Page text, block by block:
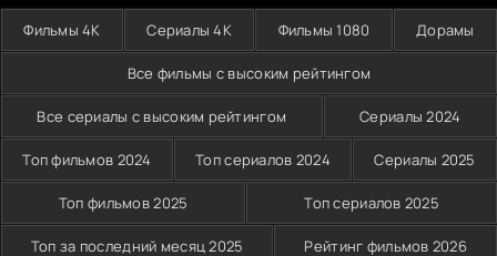
Фильмы 4K Сериалы 4K Фильмы 1080 Дорамы
Все фильмы с высоким рейтингом
Все сериалы с высоким рейтингом Сериалы 2024
Топ фильмов 2024 Топ сериалов 2024 Сериалы 2025
Топ фильмов 2025 Топ сериалов 2025
Топ за последний месяц 2025 Рейтинг фильмов 2026